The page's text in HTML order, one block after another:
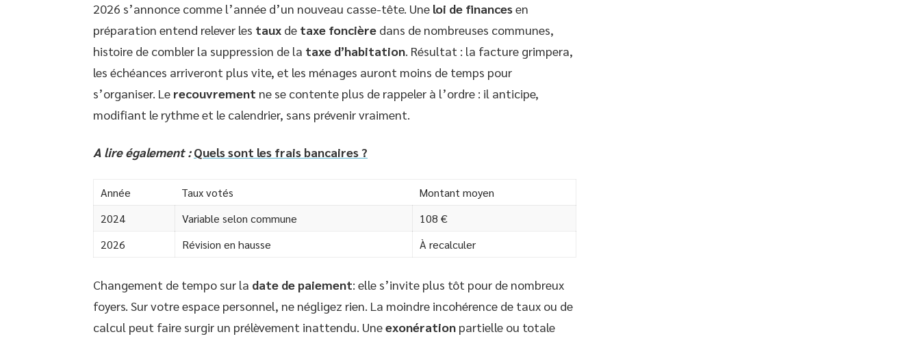
2026 s’annonce comme l’année d’un nouveau casse-tête. Une loi de financesen
préparation entend relever les taux de taxe foncière dans de nombreuses communes,
histoire de combler la suppression de la taxe d’habitation. Résultat : la facture grimpera,
les échéances arriveront plus vite, et les ménages auront moins de temps pour
s’organiser. Le recouvrement ne se contente plus de rappeler à l’ordre : il anticipe,
modifiant le rythme et le calendrier, sans prévenir vraiment.
A lire également : Quels sont les frais bancaires ?
Année Taux votés
Montant moyen
2024
Variable selon commune
108 €
2026
Révision en hausse À recalculer
Changement de tempo sur la date de paiement: elle s’invite plus tôt pour de nombreux
foyers. Sur votre espace personnel, ne négligez rien. La moindre incohérence de taux ou de
calcul peut faire surgir un prélèvement inattendu. Uneexonération partielle ou totale